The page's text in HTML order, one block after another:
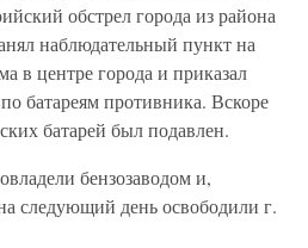
обстрел города из района
наблюдательный пункт на
в центре города и приказал
батареям противника. Вскоре
батарей был подавлен.
бензозаводом и,
следующий день освободили г.